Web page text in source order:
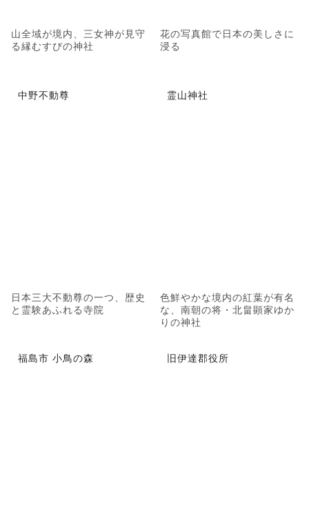
山全域が境内、三女神が見守
る縁むすびの神社
花の写真館で日本の美しさに
浸る
中野不動尊
日本三大不動尊の一つ、歴史
と霊験あふれる寺院
霊山神社
色鮮やかな境内の紅葉が有名
な、南朝の将・北畠顕家ゆか
りの神社
福島市 小鳥の森 旧伊達郡役所